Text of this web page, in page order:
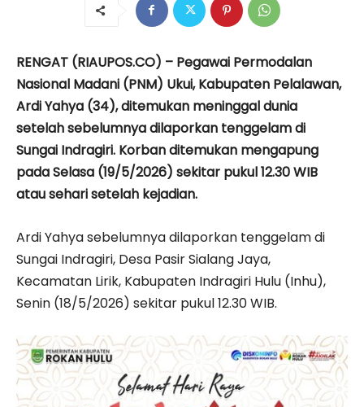
RENGAT (RIAUPOS.CO) – Pegawai Permodalan
Nasional Madani (PNM) Ukui, Kabupaten Pelalawan,
Ardi Yahya (34), ditemukan meninggal dunia
setelah sebelumnya dilaporkan tenggelam di
Sungai Indragiri. Korban ditemukan mengapung
pada Selasa (19/5/2026) sekitar pukul 12.30 WIB
atau sehari setelah kejadian.
Ardi Yahya sebelumnya dilaporkan tenggelam di
Sungai Indragiri, Desa Pasir Sialang Jaya,
Kecamatan Lirik, Kabupaten Indragiri Hulu (Inhu),
Senin (18/5/2026) sekitar pukul 12.30 WIB.